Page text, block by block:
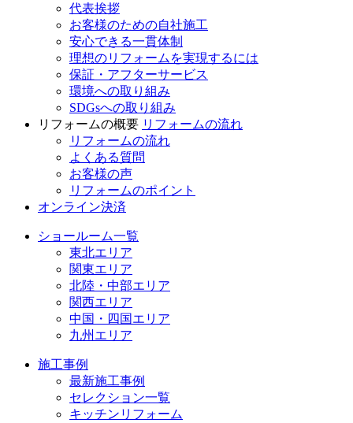
代表挨拶
お客様のための自社施工
安心できる一貫体制
理想のリフォームを実現するには
保証・アフターサービス
環境への取り組み
SDGsへの取り組み
リフォームの概要 リフォームの流れ
リフォームの流れ
よくある質問
お客様の声
リフォームのポイント
オンライン決済
ショールーム一覧
東北エリア
関東エリア
北陸・中部エリア
関西エリア
中国・四国エリア
九州エリア
施工事例
最新施工事例
セレクション一覧
キッチンリフォーム